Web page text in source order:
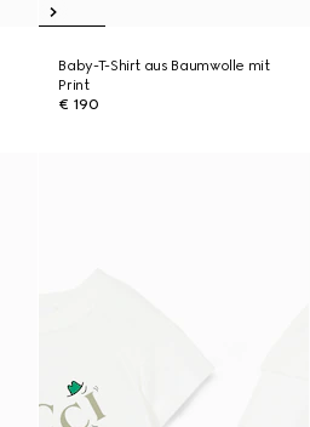
Baby-T-Shirt aus Baumwolle mit
Print
€ 190